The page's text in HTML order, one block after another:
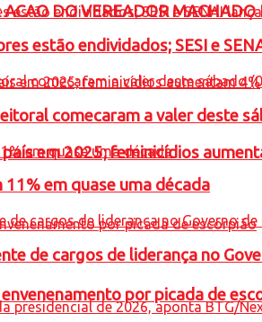
DO VEREADOR
em 2025; feminicídios
por picada de
estão endividados; SESI e
comecaram a valer deste
em quase uma década
de cargos de liderança no